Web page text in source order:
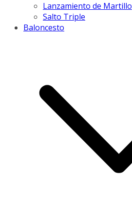
Lanzamiento de Martillo
Salto Triple
Baloncesto